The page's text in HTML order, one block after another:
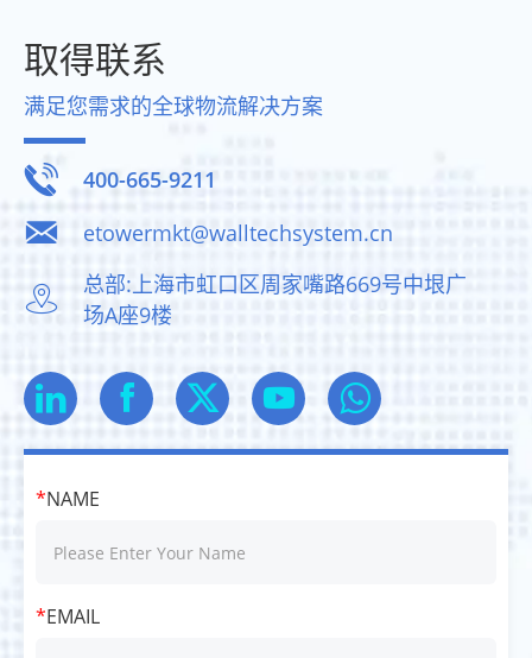
取得联系
满足您需求的全球物流解决方案
 400-665-9211
 etowermkt@walltechsystem.cn

总部:上海市虹口区周家嘴路669号中垠广
场A座9楼
  
*NAME
*EMAIL